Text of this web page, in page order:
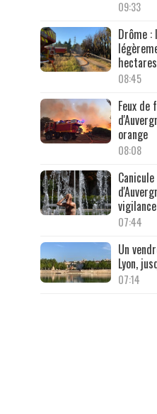
09:33
Drôme :
hectares
08:45
Feux
orange
08:08
vigilance
07:44
Un
Lyon,
07:14